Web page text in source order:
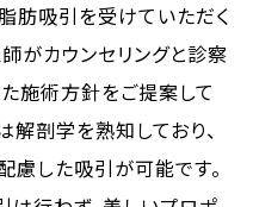
肪吸引を受けていただく
がカウンセリングと診察
施術方針をご提案して
解剖学を熟知しており、
した吸引が可能です。